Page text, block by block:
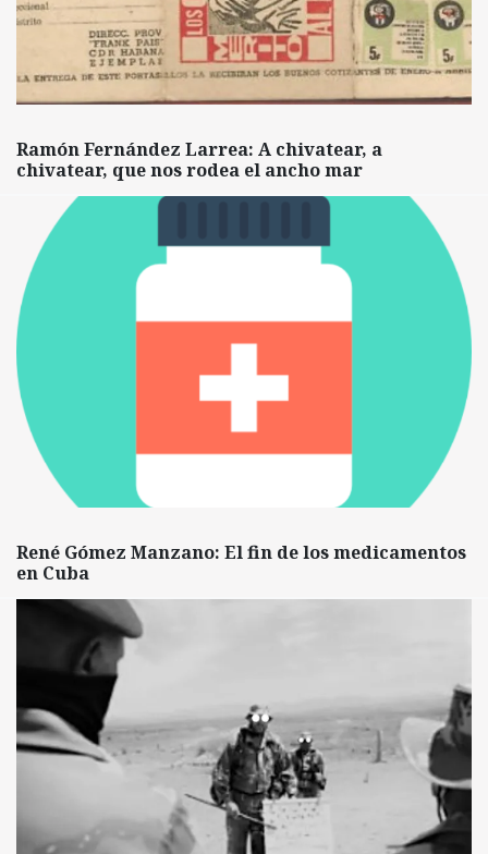
Ramón Fernández Larrea: A chivatear, a
chivatear, que nos rodea el ancho mar
René Gómez Manzano: El fin de los medicamentos
en Cuba